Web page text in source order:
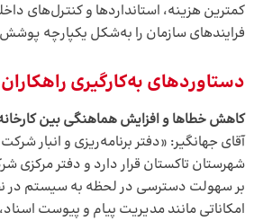
کمترین هزینه، استانداردها و کنترل‌های
فرایند‌های سازمان را به‌شکل یکپارچه
دستاوردهای به‌کارگیری راهکاران
کاهش خطاها و افزایش هماهنگی بین
آقای جهانگیر: «دفتر برنامه‌ریزی و انبار
شهرستان تاکستان قرار دارد و دفتر مرکزی
بر سهولت دسترسی در لحظه به سیستم در
امکاناتی مانند مدیریت پیام و پیوست